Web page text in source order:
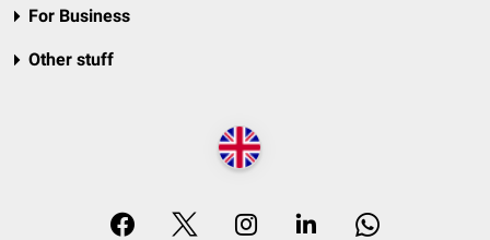
For Business
Other stuff